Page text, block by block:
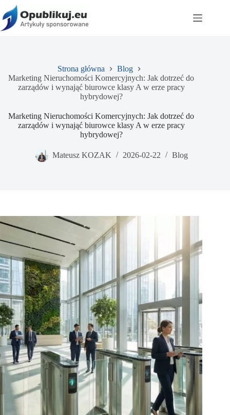
Przejdź
do
treści
Strona główna
Blog
Marketing Nieruchomości Komercyjnych: Jak dotrzeć do
zarządów i wynająć biurowce klasy A w erze pracy
hybrydowej?
Marketing Nieruchomości Komercyjnych: Jak dotrzeć do
zarządów i wynająć biurowce klasy A w erze pracy
hybrydowej?
Mateusz KOZAK 2026-02-22 Blog